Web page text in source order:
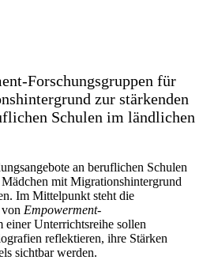
Forschungsgruppen für
zur stärkenden
Schulen im ländlichen
an beruflichen Schulen
mit Migrationshintergrund
Im Mittelpunkt steht die
Empowerment-
einer Unterrichtsreihe sollen
reflektieren, ihre Stärken
sichtbar werden.